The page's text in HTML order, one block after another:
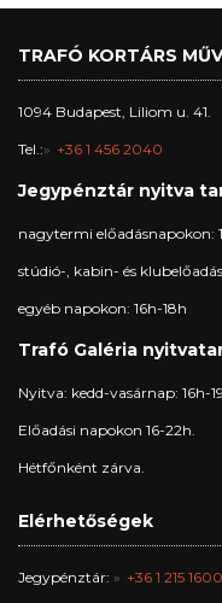
TRAFÓ KORTÁRS
1094 Budapest, Liliom u. 41.
Tel.: +36 1 456 2040
Jegypénztár nyitva
nagytermi előadásnapokon:
stúdió-, kabin- és
egyéb napokon: 16h-18h
Trafó Galéria
Nyitva: kedd-vasárnap: 16h-
Előadási napokon 16-22h.
Hétfőnként zárva.
Elérhetőségek
Jegypénztár: +36 1 215 1600